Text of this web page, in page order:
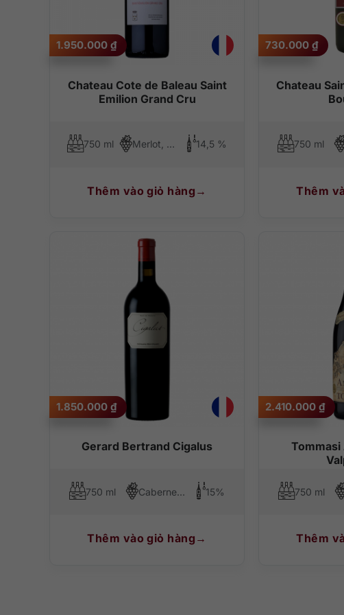
Chateau Cote de Baleau Saint
Emilion Grand Cru
1.950.000 ₫
750 ml Merlot, Cabernet Franc 14,5 %
Thêm vào giỏ hàng
Chateau
730.000 ₫
750 ml
Thêm
Gerard Bertrand Cigalus
1.850.000 ₫
750 ml Cabernet Sauvignon, Syrah (Shiraz), Cabernet Franc 15%
Thêm vào giỏ hàng
Tommasi
2.410.000 ₫
750 ml
Thêm